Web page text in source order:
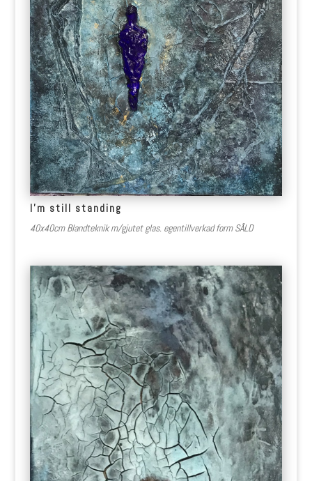
I’m still standing
40x40cm Blandteknik m/gjutet glas. egentillverkad form SÅLD